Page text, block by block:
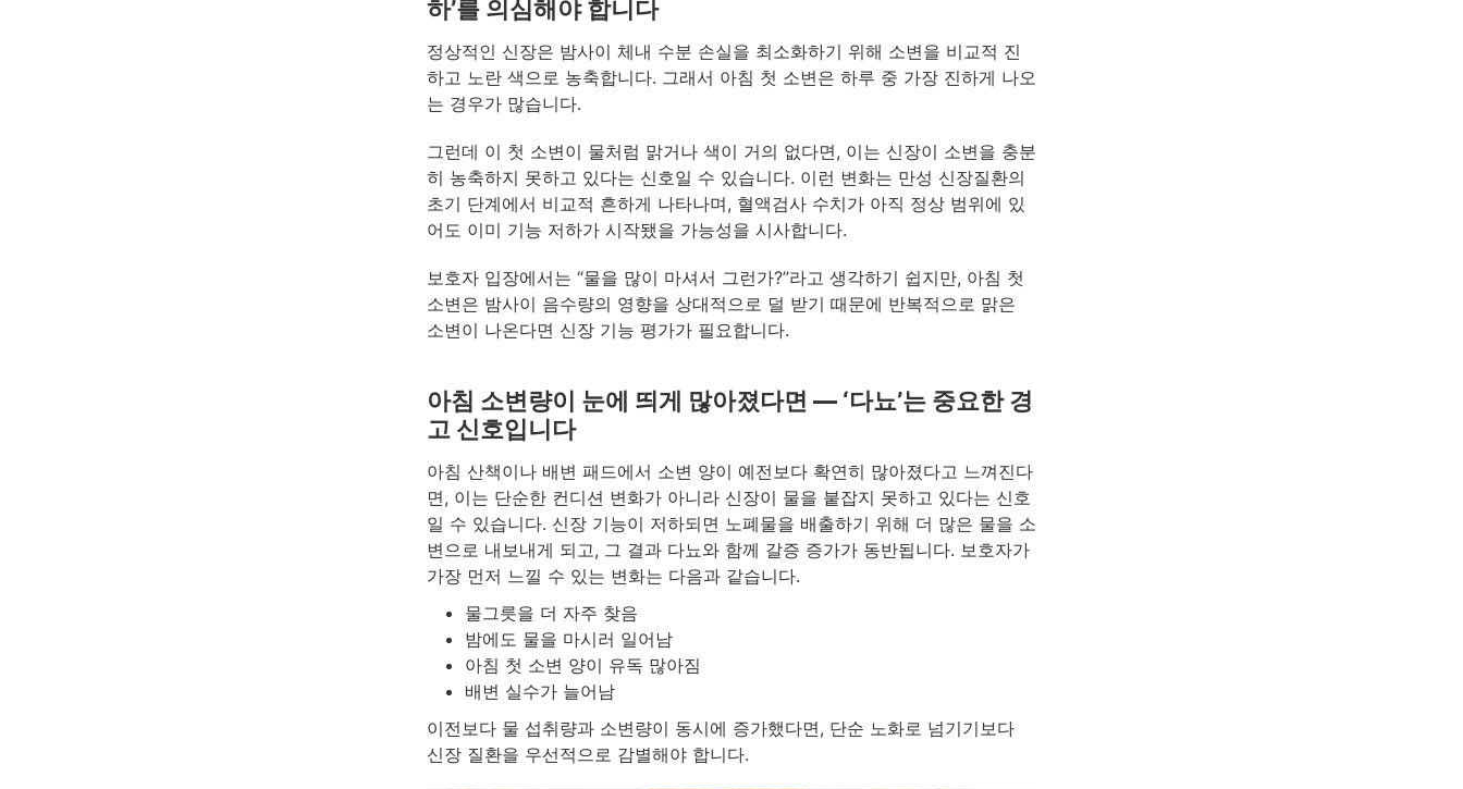
하’를 의심해야 합니다
정상적인 신장은 밤사이 체내 수분 손실을 최소화하기 위해 소변을 비교적 진
하고 노란 색으로 농축합니다. 그래서 아침 첫 소변은 하루 중 가장 진하게 나오
는 경우가 많습니다.
그런데 이 첫 소변이 물처럼 맑거나 색이 거의 없다면, 이는 신장이 소변을 충분
히 농축하지 못하고 있다는 신호일 수 있습니다. 이런 변화는 만성 신장질환의
초기 단계에서 비교적 흔하게 나타나며, 혈액검사 수치가 아직 정상 범위에 있
어도 이미 기능 저하가 시작됐을 가능성을 시사합니다.
보호자 입장에서는 “물을 많이 마셔서 그런가?”라고 생각하기 쉽지만, 아침 첫
소변은 밤사이 음수량의 영향을 상대적으로 덜 받기 때문에 반복적으로 맑은
소변이 나온다면 신장 기능 평가가 필요합니다.
아침 소변량이 눈에 띄게 많아졌다면 — ‘다뇨’는 중요한 경
고 신호입니다
아침 산책이나 배변 패드에서 소변 양이 예전보다 확연히 많아졌다고 느껴진다
면, 이는 단순한 컨디션 변화가 아니라 신장이 물을 붙잡지 못하고 있다는 신호
일 수 있습니다. 신장 기능이 저하되면 노폐물을 배출하기 위해 더 많은 물을 소
변으로 내보내게 되고, 그 결과 다뇨와 함께 갈증 증가가 동반됩니다. 보호자가
가장 먼저 느낄 수 있는 변화는 다음과 같습니다.
물그릇을 더 자주 찾음
밤에도 물을 마시러 일어남
아침 첫 소변 양이 유독 많아짐
배변 실수가 늘어남
이전보다 물 섭취량과 소변량이 동시에 증가했다면, 단순 노화로 넘기기보다
신장 질환을 우선적으로 감별해야 합니다.